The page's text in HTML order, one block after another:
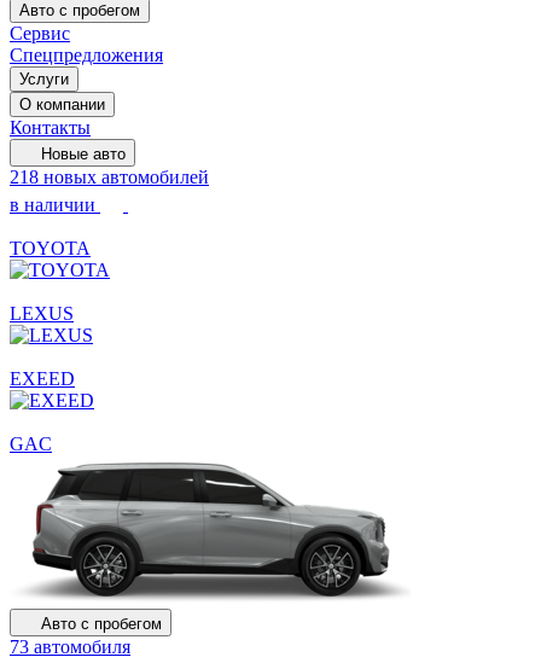
Авто с пробегом
Сервис
Спецпредложения
Услуги
О компании
Контакты
Новые авто
218 новых автомобилей
в наличии
TOYOTA
LEXUS
EXEED
GAC
Авто с пробегом
73 автомобиля